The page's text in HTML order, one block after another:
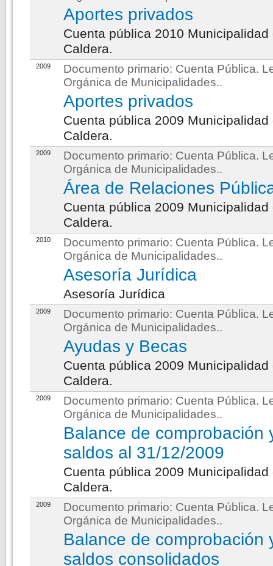
Aportes privados
Cuenta pública 2010 Municipalidad
Caldera.
2009 Documento primario: Cuenta Pública.
Orgánica de Municipalidades..
Aportes privados
Cuenta pública 2009 Municipalidad
Caldera.
2009 Documento primario: Cuenta Pública.
Orgánica de Municipalidades..
Área de Relaciones
Cuenta pública 2009 Municipalidad
Caldera.
2010 Documento primario: Cuenta Pública.
Orgánica de Municipalidades..
Asesoría Jurídica
Asesoría Jurídica
2009 Documento primario: Cuenta Pública.
Orgánica de Municipalidades..
Ayudas y Becas
Cuenta pública 2009 Municipalidad
Caldera.
2009 Documento primario: Cuenta Pública.
Orgánica de Municipalidades..
Balance de comprobación
saldos al 31/12/2009
Cuenta pública 2009 Municipalidad
Caldera.
2009 Documento primario: Cuenta Pública.
Orgánica de Municipalidades..
Balance de comprobación
saldos consolidados